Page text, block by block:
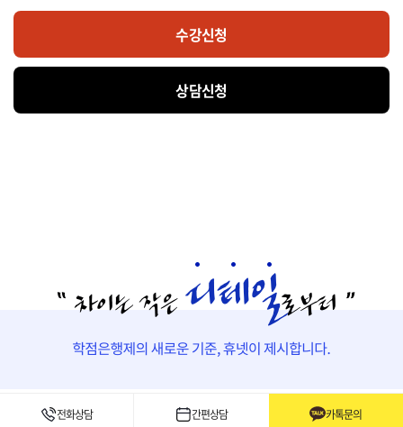
수강신청
상담신청
실습수업
전화상담 간편상담 카톡문의